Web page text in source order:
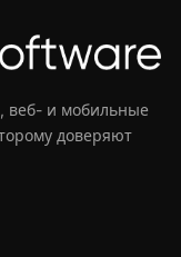
веб- и мобильные
доверяют